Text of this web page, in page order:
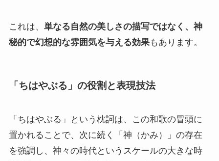
これは、 単なる自然の美しさの描写ではなく、神
秘的で幻想的な雰囲気を与える効果もあります。
「ちはやぶる」の役割と表現技法
「ちはやぶる」という枕詞は、この和歌の冒頭に
置かれることで、次に続く「神（かみ）」の存在
を強調し、神々の時代というスケールの大きな時